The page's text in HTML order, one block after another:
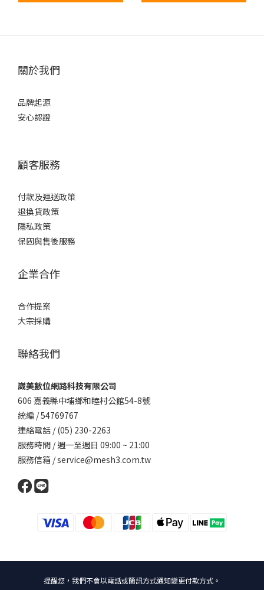
關於我們
品牌起源
安心認證
顧客服務
付款及運送政策
退換貨政策
隱私政策
保固與售後服務
企業合作
合作提案
大宗採購
聯絡我們
崴美數位網路科技有限公司
606 嘉義縣中埔鄉和睦村公館54-8號
統編 / 54769767
連絡電話 / (05) 230-2263
服務時間 / 週一至週日 09:00 ~ 21:00
服務信箱 / service@mesh3.com.tw
提醒您，我們不會以電話或簡訊方式通知變更付款方式。